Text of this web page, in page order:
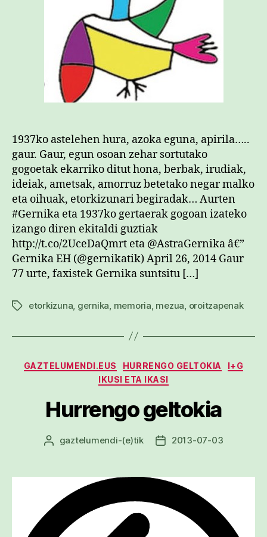
1937ko astelehen hura, azoka eguna, apirila…..
gaur. Gaur, egun osoan zehar sortutako
gogoetak ekarriko ditut hona, berbak, irudiak,
ideiak, ametsak, amorruz betetako negar malko
eta oihuak, etorkizunari begiradak… Aurten
#Gernika eta 1937ko gertaerak gogoan izateko
izango diren ekitaldi guztiak
http://t.co/2UceDaQmrt eta @AstraGernika â€”
Gernika EH (@gernikatik) April 26, 2014 Gaur
77 urte, faxistek Gernika suntsitu […]
Etiketaketorkizuna, gernika, memoria, mezua, oroitzapenak
Kategoriak
GAZTELUMENDI.EUS HURRENGO GELTOKIA
I+G
IKUSI ETA IKASI
Hurrengo geltokia
Argitalpenaren
gaztelumendi-(e)tik
Argitalpenaren
2013-07-03